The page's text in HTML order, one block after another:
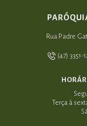
Rua Padre
(47) 3351-
Terça à